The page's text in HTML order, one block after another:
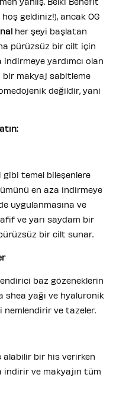
geldiniz!), ancak OG
her şeyi başlatan
pürüzsüz bir cilt için
yardımcı olan
bir makyaj sabitleme
değildir, yani
temel bileşenlere
en aza indirmeye
uygulanmasına ve
ve yarı saydam bir
bir cilt sunar.
baz gözeneklerin
shea yağı ve hyaluronik
nemlendirir ve tazeler.
alabilir bir his verirken
indirir ve makyajın tüm